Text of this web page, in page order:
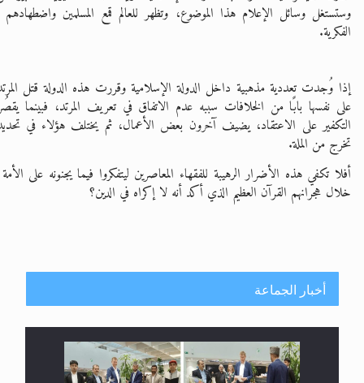
وستستغل وسائل الإعلام هذا الموضوع، وتظهر للعالم قمع المسلمين واضطهادهم
الفكرية.
إذا وُجدت تعددية مذهبية داخل الدولة الإسلامية وقررت هذه الدولة قتل
على نفسها بابًا من الخلافات سببه عدم الاتفاق في تعريف المرتد، فبينما
التكفير على الاعتقاد، يضيف آخرون بعض الأعمال، ثم يختلف هؤلاء في
تخرج من الملة.
أفلا تكفي هذه الأضرار الرهيبة للفقهاء المعاصرين ليتفكروا فيما يجنونه على
خلال هجرانهم القرآن العظيم الذي أكد أنه لا إكراه في الدين؟
أخبار الجماعة